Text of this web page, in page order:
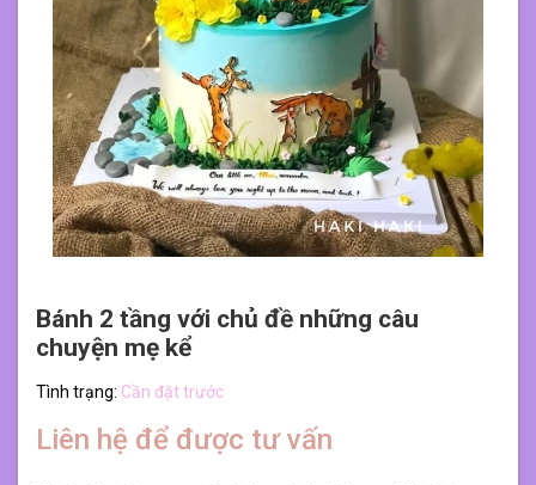
Bánh 2 tầng với chủ đề những câu
chuyện mẹ kể
Tình trạng: Cần đặt trước
Liên hệ để được tư vấn